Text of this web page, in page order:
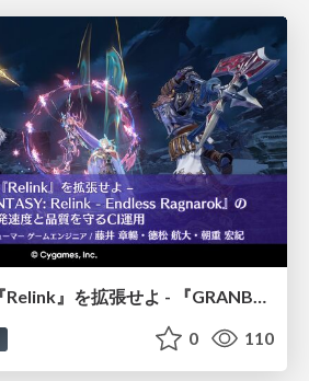
【CEDEC2026】『Relink』を拡張せよ - 『GRANBLUE FANTASY: Relink - Endless Ragnarok』の開発速度と品質を守るCI運用
0 110